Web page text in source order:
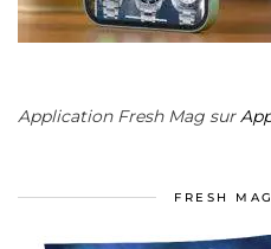
Application Fresh Mag sur
FRESH